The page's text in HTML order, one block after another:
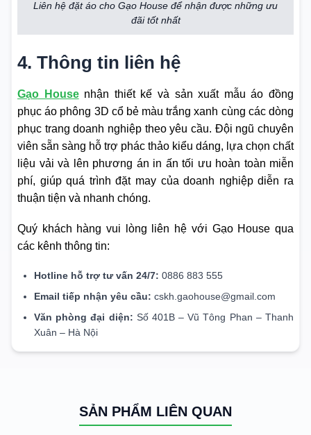
Liên hệ đặt áo cho Gạo House để nhận được những ưu
đãi tốt nhất
4. Thông tin liên hệ
Gạo Housenhận thiết kế và sản xuất mẫu áo đồng
phục áo phông 3D cổ bẻ màu trắng xanh cùng các dòng
phục trang doanh nghiệp theo yêu cầu. Đội ngũ chuyên
viên sẵn sàng hỗ trợ phác thảo kiểu dáng, lựa chọn chất
liệu vải và lên phương án in ấn tối ưu hoàn toàn miễn
phí, giúp quá trình đặt may của doanh nghiệp diễn ra
thuận tiện và nhanh chóng.
Quý khách hàng vui lòng liên hệ với Gạo House qua
các kênh thông tin:
Hotline hỗ trợ tư vấn 24/7: 0886 883 555
Email tiếp nhận yêu cầu: cskh.gaohouse@gmail.com
Văn phòng đại diện: Số 401B – Vũ Tông Phan – Thanh
Xuân – Hà Nội
SẢN PHẨM LIÊN QUAN